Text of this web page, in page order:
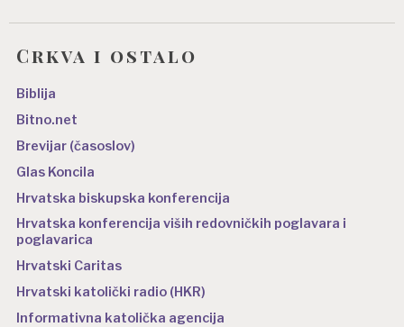
Crkva i ostalo
Biblija
Bitno.net
Brevijar (časoslov)
Glas Koncila
Hrvatska biskupska konferencija
Hrvatska konferencija viših redovničkih poglavara i
poglavarica
Hrvatski Caritas
Hrvatski katolički radio (HKR)
Informativna katolička agencija